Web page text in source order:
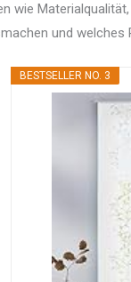
wie
und
BESTSELLER NO. 3